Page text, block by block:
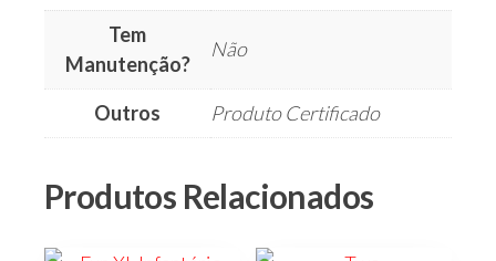
Tem
Manutenção?
Não
Outros Produto Certificado
Produtos Relacionados